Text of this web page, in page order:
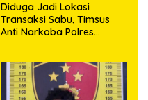
Diduga Jadi Lokasi
Transaksi Sabu, Timsus
Anti Narkoba Polres
63,67 Gram Sabu